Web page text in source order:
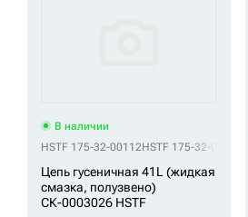
В наличии
HSTF 175-32-00112HSTF 175-32-00113
Цепь гусеничная 41L (жидкая
смазка, полузвено)
СК-0003026 HSTF